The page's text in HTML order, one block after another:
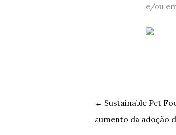
e/ou
← Sustainable Pet
aumento da adoção